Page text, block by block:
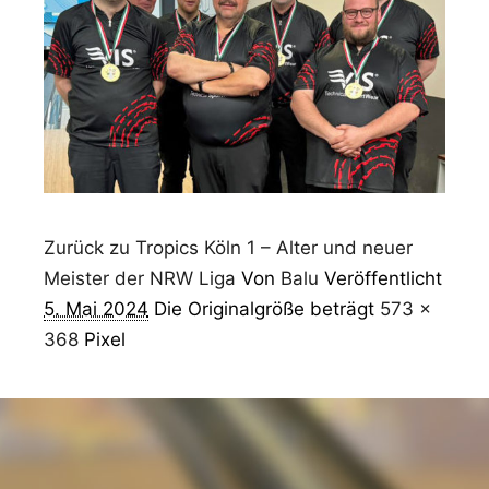
Zurück zu Tropics Köln 1 – Alter und neuer
Meister der NRW Liga Von Balu Veröffentlicht
5. Mai 2024 Die Originalgröße beträgt 573 ×
368 Pixel